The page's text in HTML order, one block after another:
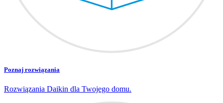
Poznaj rozwiązania
Rozwiązania Daikin dla Twojego domu.